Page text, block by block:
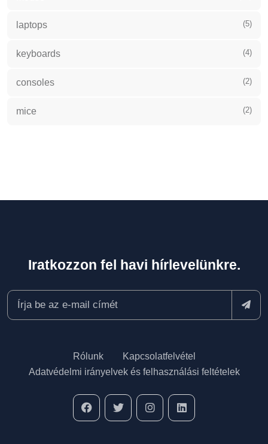
laptops (5)
keyboards (4)
consoles (2)
mice (2)
Iratkozzon fel havi hírlevelünkre.
Rólunk
Kapcsolatfelvétel
Adatvédelmi irányelvek és felhasználási feltételek